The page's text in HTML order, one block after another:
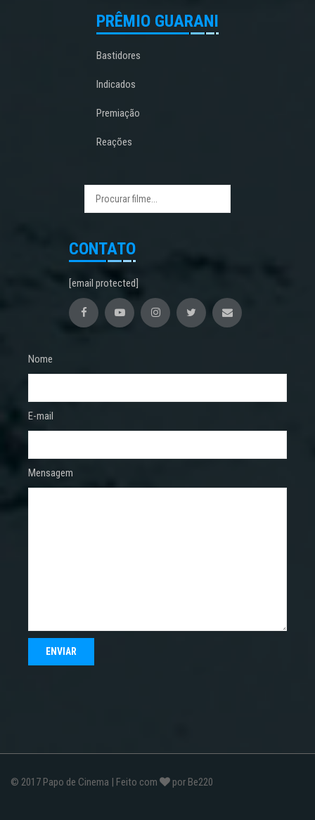
PRÊMIO GUARANI
Bastidores
Indicados
Premiação
Reações
CONTATO
[email protected]
Nome
E-mail
Mensagem
© 2017 Papo de Cinema | Feito com por Be220